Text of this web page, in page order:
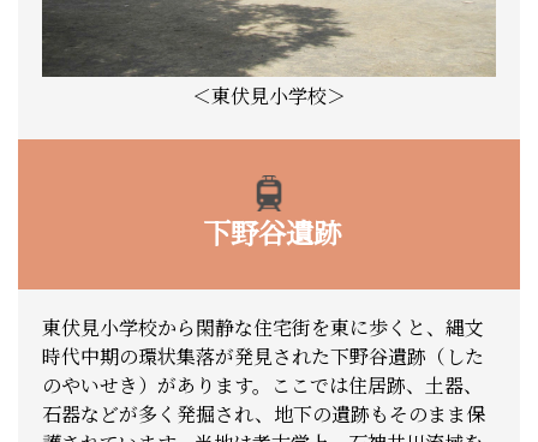
＜東伏見小学校＞
下野谷遺跡
東伏見小学校から閑静な住宅街を東に歩くと、縄文
時代中期の環状集落が発見された下野谷遺跡（した
のやいせき）があります。ここでは住居跡、土器、
石器などが多く発掘され、地下の遺跡もそのまま保